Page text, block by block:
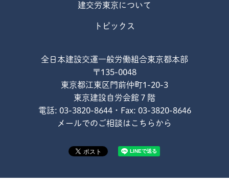
建交労東京について
トピックス
全日本建設交運一般労働組合東京都本部
〒135-0048
東京都江東区門前仲町1-20-3
東京建設自労会館７階
電話: 03-3820-8644・Fax: 03-3820-8646
メールでのご相談はこちらから